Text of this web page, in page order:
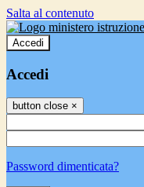
Salta al contenuto
Accedi
Accedi
button close ×
Password dimenticata?